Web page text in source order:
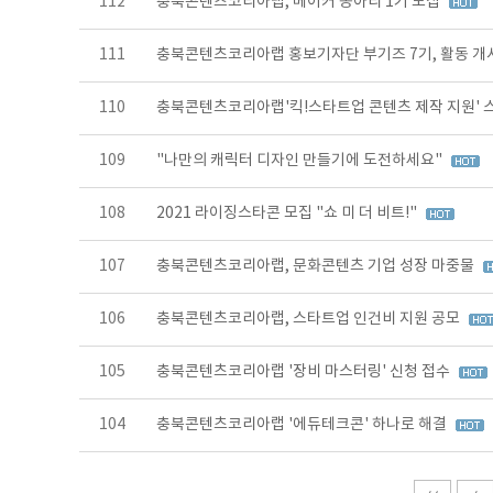
111 충북콘텐츠코리아랩 홍보기자단 부기즈 7기, 활동 개
110 충북콘텐츠코리아랩'킥!스타트업 콘텐츠 제작 지원'
109 "나만의 캐릭터 디자인 만들기에 도전하세요"
108 2021 라이징스타콘 모집 "쇼 미 더 비트!"
107 충북콘텐츠코리아랩, 문화콘텐츠 기업 성장 마중물
106 충북콘텐츠코리아랩, 스타트업 인건비 지원 공모
105 충북콘텐츠코리아랩 '장비 마스터링' 신청 접수
104 충북콘텐츠코리아랩 '에듀테크콘' 하나로 해결